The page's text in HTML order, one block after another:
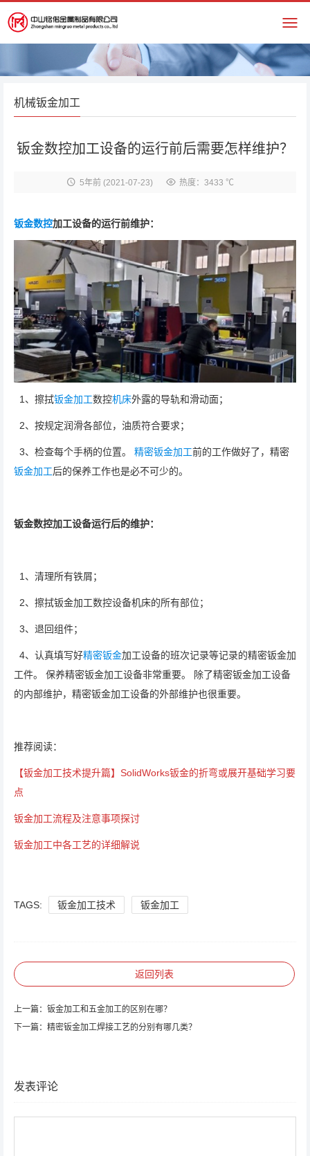
机械钣金加工
钣金数控加工设备的运行前后需要怎样维护？
5年前(2021-07-23) 热度：3433 ℃
钣金数控加工设备的运行前维护：
1、擦拭钣金加工数控机床外露的导轨和滑动面；
2、按规定润滑各部位，油质符合要求；
3、检查每个手柄的位置。 精密钣金加工前的工作做好了，精密
钣金加工后的保养工作也是必不可少的。
钣金数控加工设备运行后的维护：
1、清理所有铁屑；
2、擦拭钣金加工数控设备机床的所有部位；
3、退回组件；
4、认真填写好精密钣金加工设备的班次记录等记录的精密钣金加
工件。 保养精密钣金加工设备非常重要。 除了精密钣金加工设备
的内部维护，精密钣金加工设备的外部维护也很重要。
推荐阅读：
【钣金加工技术提升篇】SolidWorks钣金的折弯或展开基础学习要
点
钣金加工流程及注意事项探讨
钣金加工中各工艺的详细解说
TAGS: 钣金加工技术 钣金加工
返回列表
上一篇： 钣金加工和五金加工的区别在哪？
下一篇： 精密钣金加工焊接工艺的分别有哪几类？
发表评论